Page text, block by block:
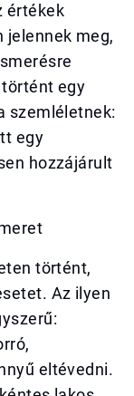
értékek
jelennek meg,
egy
szemléletnek:
egy
hozzájárult
történt,
Az ilyen
eltévedni.